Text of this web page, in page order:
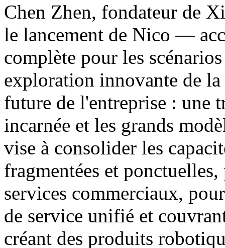
Chen Zhen, fondateur de
le lancement de Nico —
complète pour les
exploration innovante de
future de l'entreprise : une
incarnée et les grands
vise à consolider les
fragmentées et ponctuelles,
services commerciaux,
de service unifié et
créant des produits